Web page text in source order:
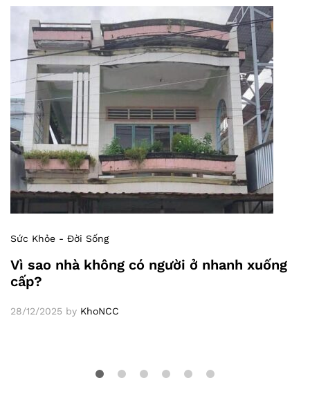
Sức Khỏe - Đời Sống
Vì sao nhà không có người ở nhanh xuống
cấp?
28/12/2025 by KhoNCC